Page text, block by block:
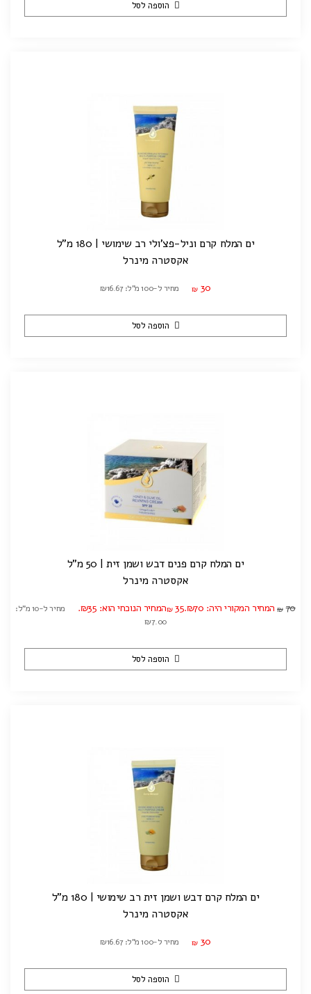
הוספה לסל
ים המלח קרם וניל-פצ'ולי רב שימושי | 180 מ"ל
אקסטרה מינרל
₪ 30 מחיר ל-100 מ"ל: ₪16.67
הוספה לסל
ים המלח קרם פנים דבש ושמן זית | 50 מ"ל
אקסטרה מינרל
₪ 70 המחיר המקורי היה: ₪70. ₪ 35 המחיר הנוכחי הוא: ₪35.
מחיר ל-10 מ"ל:
₪7.00
הוספה לסל
ים המלח קרם דבש ושמן זית רב שימושי | 180 מ"ל
אקסטרה מינרל
₪ 30 מחיר ל-100 מ"ל: ₪16.67
הוספה לסל